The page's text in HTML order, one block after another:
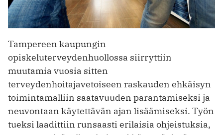
Tampereen kaupungin
opiskeluterveydenhuollossa siirryttiin
muutamia vuosia sitten
terveydenhoitajavetoiseen raskauden ehkäisyn
toimintamalliin saatavuuden parantamiseksi ja
neuvontaan käytettävän ajan lisäämiseksi. Työn
tueksi laadittiin runsaasti erilaisia ohjeistuksia,